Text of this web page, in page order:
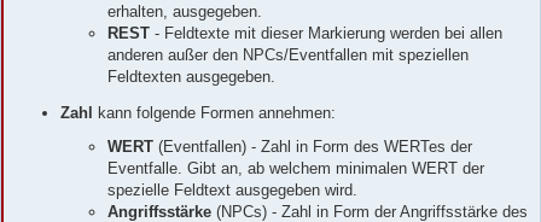
erhalten, ausgegeben.
REST - Feldtexte mit dieser Markierung werden bei allen
anderen außer den NPCs/Eventfallen mit speziellen
Feldtexten ausgegeben.
Zahl kann folgende Formen annehmen:
WERT (Eventfallen) - Zahl in Form des WERTes der
Eventfalle. Gibt an, ab welchem minimalen WERT der
spezielle Feldtext ausgegeben wird.
Angriffsstärke (NPCs) - Zahl in Form der Angriffsstärke des